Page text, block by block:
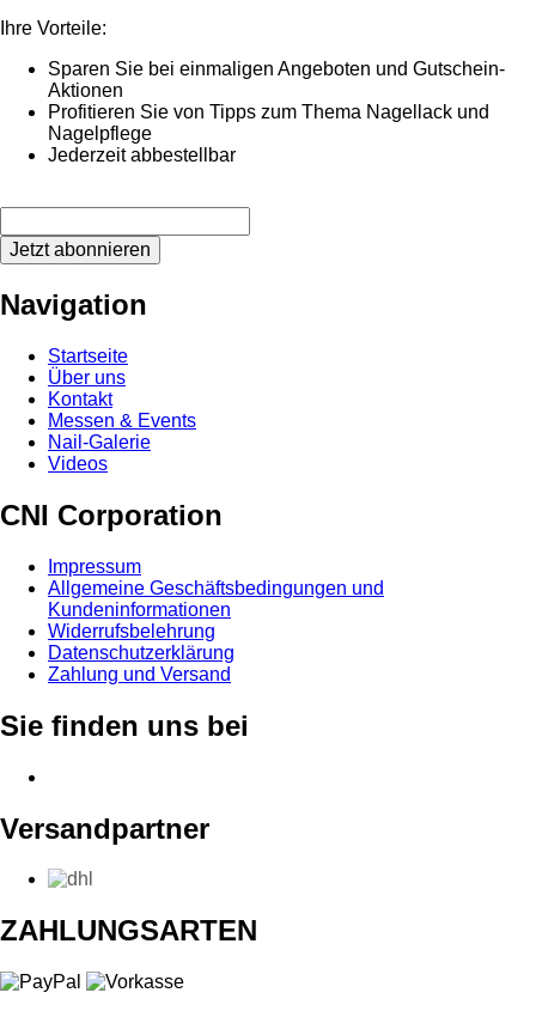
Ihre Vorteile:
Sparen Sie bei einmaligen Angeboten und Gutschein-
Aktionen
Profitieren Sie von Tipps zum Thema Nagellack und
Nagelpflege
Jederzeit abbestellbar
Jetzt abonnieren
Navigation
Startseite
Über uns
Kontakt
Messen & Events
Nail-Galerie
Videos
CNI Corporation
Impressum
Allgemeine Geschäftsbedingungen und
Kundeninformationen
Widerrufsbelehrung
Datenschutzerklärung
Zahlung und Versand
Sie finden uns bei
Versandpartner
ZAHLUNGSARTEN